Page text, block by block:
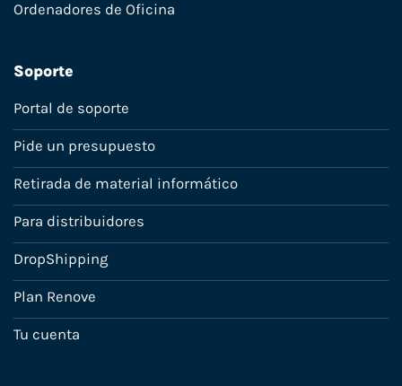
Ordenadores de Oficina
Soporte
Portal de soporte
Pide un presupuesto
Retirada de material informático
Para distribuidores
DropShipping
Plan Renove
Tu cuenta